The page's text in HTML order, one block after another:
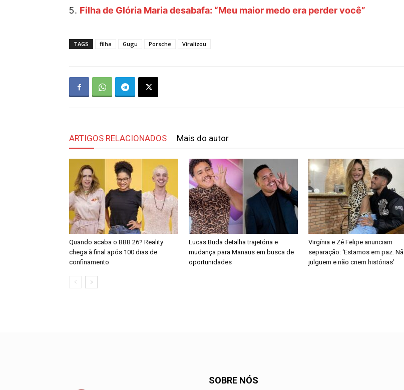
Filha de Glória Maria desabafa: “Meu maior medo era perder você”
TAGS filha Gugu Porsche Viralizou
ARTIGOS RELACIONADOS Mais do autor
Quando acaba o BBB 26? Reality
chega à final após 100 dias de
confinamento
Lucas Buda detalha trajetória e
mudança para Manaus em busca de
oportunidades
Virgínia e Zé Felipe anunciam
separação: ‘Estamos em paz.
julguem e não criem histórias’
SOBRE NÓS